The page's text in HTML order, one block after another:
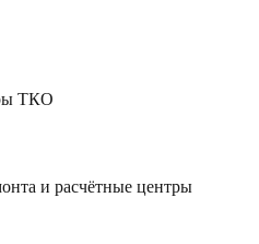
ТКО
и расчётные центры